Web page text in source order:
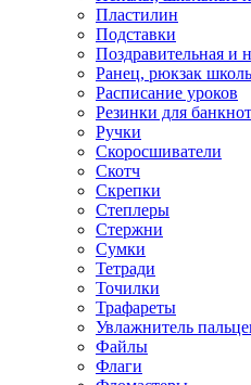
Пластилин
Подставки
Поздравительная и
Ранец, рюкзак
Расписание уроков
Резинки для банкнот
Ручки
Скоросшиватели
Скотч
Скрепки
Степлеры
Стержни
Сумки
Тетради
Точилки
Трафареты
Увлажнитель
Файлы
Флаги